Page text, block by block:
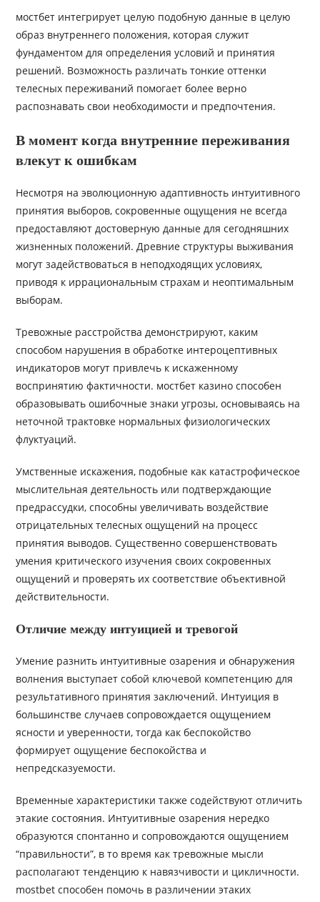
мостбет интегрирует целую подобную данные в целую
образ внутреннего положения, которая служит
фундаментом для определения условий и принятия
решений. Возможность различать тонкие оттенки
телесных переживаний помогает более верно
распознавать свои необходимости и предпочтения.
В момент когда внутренние переживания
влекут к ошибкам
Несмотря на эволюционную адаптивность интуитивного
принятия выборов, сокровенные ощущения не всегда
предоставляют достоверную данные для сегодняшних
жизненных положений. Древние структуры выживания
могут задействоваться в неподходящих условиях,
приводя к иррациональным страхам и неоптимальным
выборам.
Тревожные расстройства демонстрируют, каким
способом нарушения в обработке интероцептивных
индикаторов могут привлечь к искаженному
воспринятию фактичности. мостбет казино способен
образовывать ошибочные знаки угрозы, основываясь на
неточной трактовке нормальных физиологических
флуктуаций.
Умственные искажения, подобные как катастрофическое
мыслительная деятельность или подтверждающие
предрассудки, способны увеличивать воздействие
отрицательных телесных ощущений на процесс
принятия выводов. Существенно совершенствовать
умения критического изучения своих сокровенных
ощущений и проверять их соответствие объективной
действительности.
Отличие между интуицией и тревогой
Умение разнить интуитивные озарения и обнаружения
волнения выступает собой ключевой компетенцию для
результативного принятия заключений. Интуиция в
большинстве случаев сопровождается ощущением
ясности и уверенности, тогда как беспокойство
формирует ощущение беспокойства и
непредсказуемости.
Временные характеристики также содействуют отличить
этакие состояния. Интуитивные озарения нередко
образуются спонтанно и сопровождаются ощущением
“правильности”, в то время как тревожные мысли
располагают тенденцию к навязчивости и цикличности.
mostbet способен помочь в различении этаких